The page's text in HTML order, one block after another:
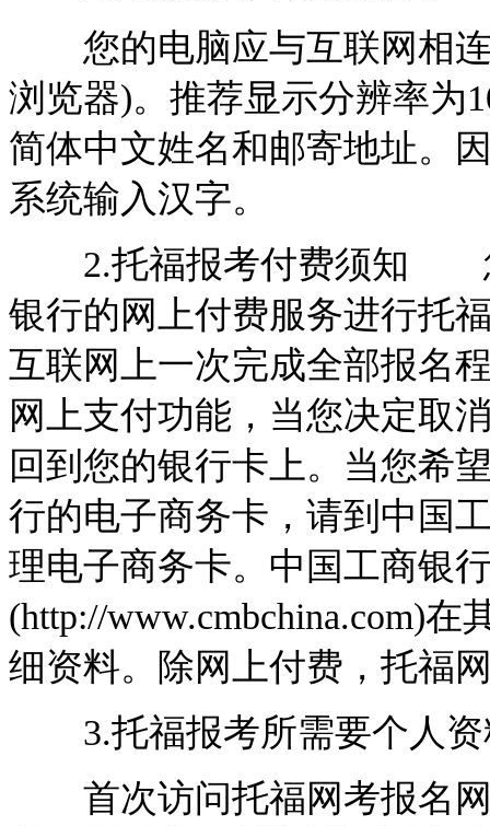
您的电脑应与互联网相连
浏览器)。推荐显示分辨率为
简体中文姓名和邮寄地址。
系统输入汉字。
2.托福报考付费须知 您
银行的网上付费服务进行托
互联网上一次完成全部报名
网上支付功能，当您决定取
回到您的银行卡上。当您希
行的电子商务卡，请到中国
理电子商务卡。中国工商银
(http://www.cmbchina.com)
细资料。除网上付费，托福
3.托福报考所需要个人资
首次访问托福网考报名网